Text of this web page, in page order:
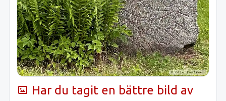
Har du tagit en bättre bild av